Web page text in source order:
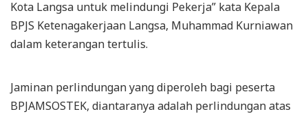
Kota Langsa untuk melindungi Pekerja” kata Kepala
BPJS Ketenagakerjaan Langsa, Muhammad Kurniawan
dalam keterangan tertulis.
Jaminan perlindungan yang diperoleh bagi peserta
BPJAMSOSTEK, diantaranya adalah perlindungan atas